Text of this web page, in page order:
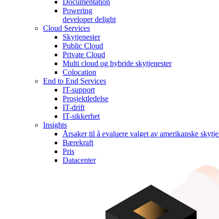
Powering
developer delight
Cloud Services
Skytjenester
Public Cloud
Private Cloud
Multi cloud og hybride skytjenester
Colocation
End to End Services
IT-support
Prosjektledelse
IT-drift
IT-sikkerhet
Insights
Årsaker til å evaluere valget av amerikanske
Bærekraft
Pris
Datacenter